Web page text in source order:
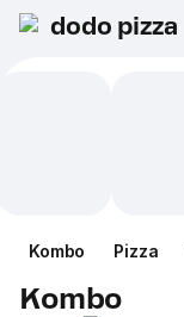
dodo pizza
Kombo Pizza
Kombo